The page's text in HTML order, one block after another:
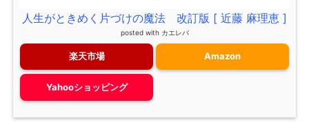
人生がときめく片づけの魔法 改訂版 [ 近藤 麻理恵 ]
posted with カエレバ
楽天市場 Amazon
Yahooショッピング